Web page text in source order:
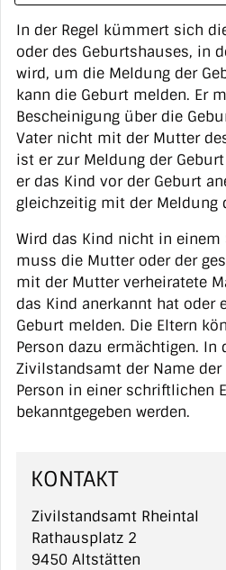
In der Regel kümmert sich
oder des Geburtshauses, in
wird, um die Meldung der
kann die Geburt melden. Er
Bescheinigung über die
Vater nicht mit der Mutter
ist er zur Meldung der
er das Kind vor der Geburt
gleichzeitig mit der Meldung
Wird das Kind nicht in einem
muss die Mutter oder der
mit der Mutter verheiratete
das Kind anerkannt hat oder
Geburt melden. Die Eltern
Person dazu ermächtigen.
Zivilstandsamt der Name
Person in einer schriftlichen
bekanntgegeben werden.
KONTAKT
Zivilstandsamt Rheintal
Rathausplatz 2
9450 Altstätten
ZUGEHÖRIGE